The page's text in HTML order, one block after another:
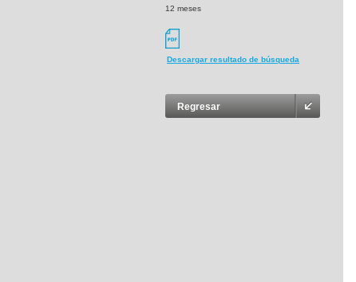
12 meses
Descargar resultado de búsqueda
Regresar